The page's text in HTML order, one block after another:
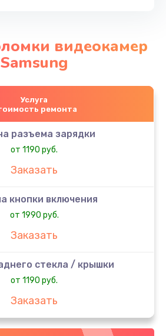
видеокамер
Samsung
Услуга
ремонта
разъема зарядки
от 1190 руб.
Заказать
кнопки включения
от 1990 руб.
Заказать
стекла / крышки
от 1190 руб.
Заказать
аккумулятора